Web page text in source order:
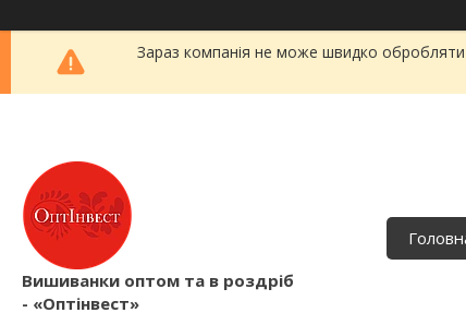
Зараз компанія не може швидко обробляти
Вишиванки оптом та в роздріб
- «Оптінвест»